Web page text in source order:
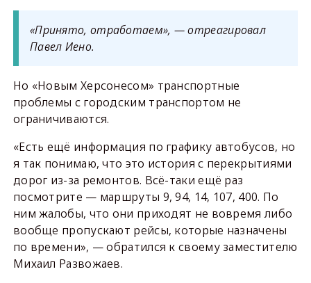
«Принято, отработаем», — отреагировал
Павел Иено.
Но «Новым Херсонесом» транспортные
проблемы с городским транспортом не
ограничиваются.
«Есть ещё информация по графику автобусов, но
я так понимаю, что это история с перекрытиями
дорог из-за ремонтов. Всё-таки ещё раз
посмотрите — маршруты 9, 94, 14, 107, 400. По
ним жалобы, что они приходят не вовремя либо
вообще пропускают рейсы, которые назначены
по времени», — обратился к своему заместителю
Михаил Развожаев.